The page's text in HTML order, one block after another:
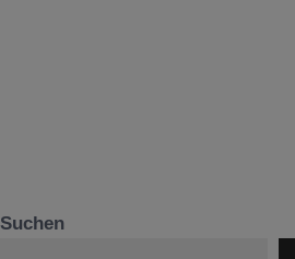
Suchen